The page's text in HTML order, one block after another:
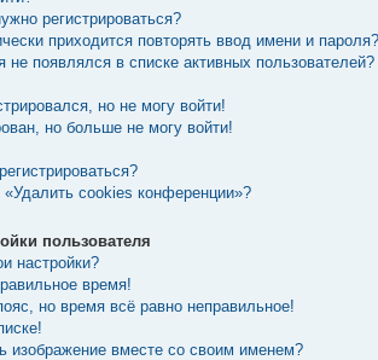
регистрироваться?
приходится повторять ввод имени и пароля?
не появлялся в списке активных пользователей?
но не могу войти!
но больше не могу войти!
cookies конференции»?
пользователя
настройки?
время!
но время всё равно неправильное!
изображение вместе со своим именем?